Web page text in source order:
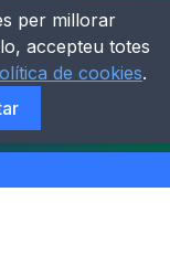
per millorar
accepteu totes
de cookies.